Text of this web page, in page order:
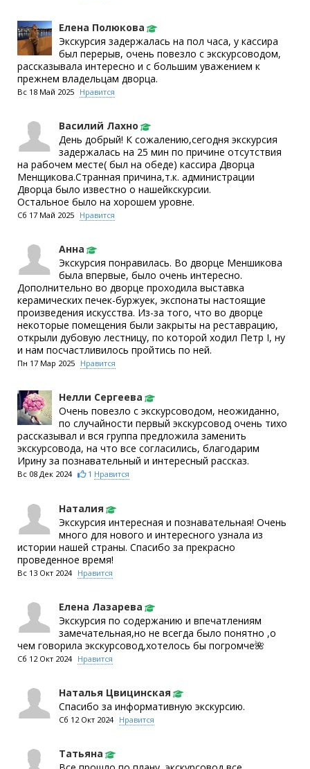
Елена Полюкова
Экскурсия задержалась на пол часа, у кассира
был перерыв, очень повезло с экскурсоводом,
рассказывала интересно и с большим уважением к
прежнем владельцам дворца.
Вс 18 Май 2025 Нравится
Василий Лахно
День добрый! К сожалению,сегодня экскурсия
задержалась на 25 мин по причине отсутствия
на рабочем месте( был на обеде) кассира Дворца
Менщикова.Странная причина,т.к. администрации
Дворца было известно о нашейкскурсии.
Остальное было на хорошем уровне.
Сб 17 Май 2025 Нравится
Анна
Экскурсия понравилась. Во дворце Меншикова
была впервые, было очень интересно.
Дополнительно во дворце проходила выставка
керамических печек-буржуек, экспонаты настоящие
произведения искусства. Из-за того, что во дворце
некоторые помещения были закрыты на реставрацию,
открыли дубовую лестницу, по которой ходил Петр I, ну
и нам посчастливилось пройтись по ней.
Пн 17 Мар 2025 Нравится
Нелли Сергеева
Очень повезло с экскурсоводом, неожиданно,
по случайности первый экскурсовод очень тихо
рассказывал и вся группа предложила заменить
экскурсовода, на что все согласились, благодарим
Ирину за познавательный и интересный рассказ.
Вс 08 Дек 2024 1 Нравится
Наталия
Экскурсия интересная и познавательная! Очень
много для нового и интересного узнала из
истории нашей страны. Спасибо за прекрасно
проведенное время!
Вс 13 Окт 2024 Нравится
Елена Лазарева
Экскурсия по содержанию и впечатлениям
замечательная,но не всегда было понятно ,о
чем говорила экскурсовод,хотелось бы погромче🌺
Сб 12 Окт 2024 Нравится
Наталья Цвицинская
Спасибо за информативную экскурсию.
Сб 12 Окт 2024 Нравится
Татьяна